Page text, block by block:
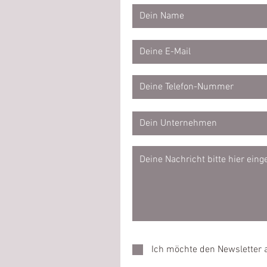
Ich möchte den Newsletter